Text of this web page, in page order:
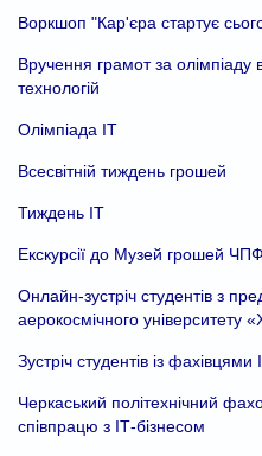
Воркшоп "Кар'єра стартує
Вручення грамот за
технологій
Олімпіада ІТ
Всесвітній тиждень грошей
Тиждень ІТ
Екскурсії до Музей грошей
Онлайн-зустріч студентів з
аерокосмічного університету
Зустріч студентів із
Черкаський політехнічний
співпрацю з ІТ-бізнесом